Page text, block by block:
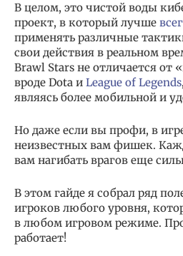
В целом, это чистой воды
проект, в который лучше
применять различные
свои действия в реальном
Brawl Stars не отличается от
вроде Dota и League of Legends
являясь более мобильной и
Но даже если вы профи, в
неизвестных вам фишек.
вам нагибать врагов еще
В этом гайде я собрал ряд
игроков любого уровня,
в любом игровом режиме.
работает!